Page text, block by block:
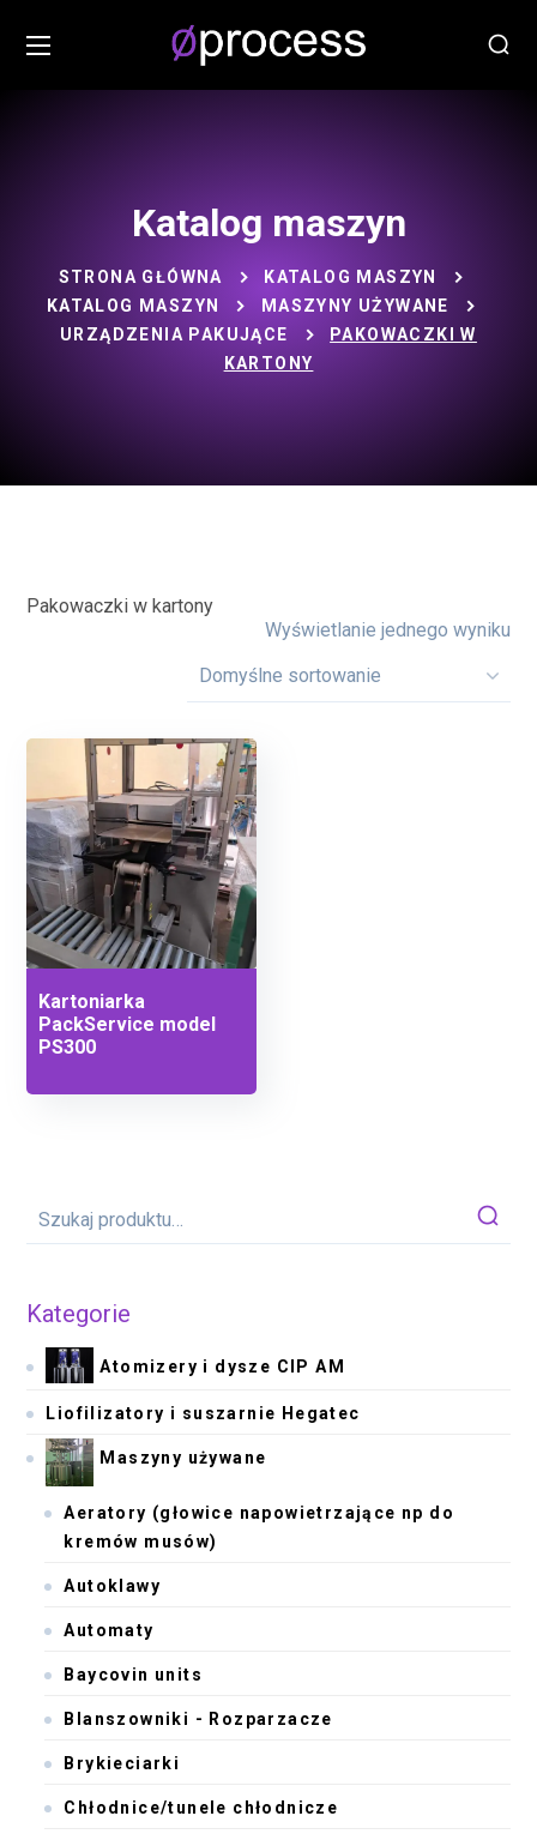
Katalog maszyn
STRONA GŁÓWNA
KATALOG MASZYN
KATALOG MASZYN
MASZYNY UŻYWANE
URZĄDZENIA PAKUJĄCE
PAKOWACZKI W
KARTONY
Pakowaczki w kartony
Wyświetlanie jednego wyniku
Kartoniarka
PackService model
PS300
Kategorie
Atomizery i dysze CIP AM
Liofilizatory i suszarnie Hegatec
Maszyny używane
Aeratory (głowice napowietrzające np do
kremów musów)
Autoklawy
Automaty
Baycovin units
Blanszowniki - Rozparzacze
Brykieciarki
Chłodnice/tunele chłodnicze